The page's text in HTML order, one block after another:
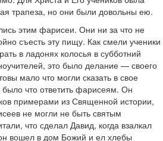
трапеза, но они были довольны ею.
этим фарисеи. Они ни за что не
съесть эту пищу. Как смели ученики
в ладонях колосья в субботний
это было делание — своего
мало что могли сказать в свое
что ответить фарисеям. Он
примерами из Священной истории,
не могли не быть святым
что сделал Давид, когда взалкал
вошел в дом Божий и ел хлебы